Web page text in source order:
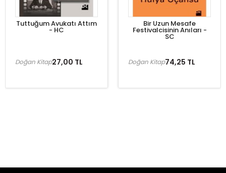
Tuttuğum Avukatı Attım
- HC
27,00 TL
Doğan Kitap
Bir Uzun Mesafe
Festivalcisinin Anıları -
SC
74,25 TL
Doğan Kitap